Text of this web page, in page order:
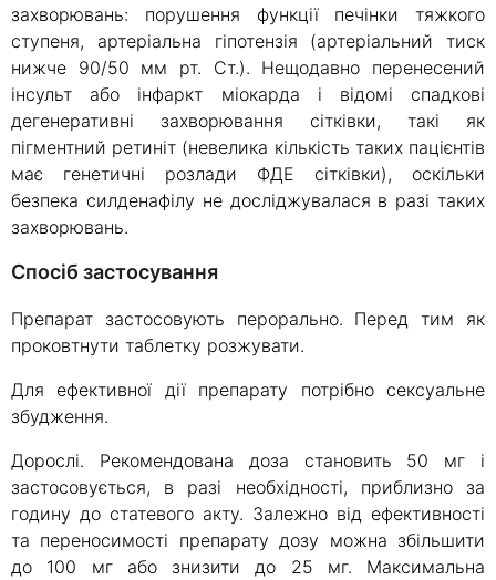
захворювань: порушення функції печінки тяжкого
ступеня, артеріальна гіпотензія (артеріальний тиск
нижче 90/50 мм рт. Ст.). Нещодавно перенесений
інсульт або інфаркт міокарда і відомі спадкові
дегенеративні захворювання сітківки, такі як
пігментний ретиніт (невелика кількість таких пацієнтів
має генетичні розлади ФДЕ сітківки), оскільки
безпека силденафілу не досліджувалася в разі таких
захворювань.
Спосіб застосування
Препарат застосовують перорально. Перед тим як
проковтнути таблетку розжувати.
Для ефективної дії препарату потрібно сексуальне
збудження.
Дорослі. Рекомендована доза становить 50 мг і
застосовується, в разі необхідності, приблизно за
годину до статевого акту. Залежно від ефективності
та переносимості препарату дозу можна збільшити
до 100 мг або знизити до 25 мг. Максимальна